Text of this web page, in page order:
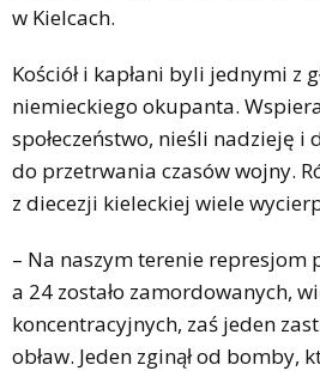
w Kielcach.
Kościół i kapłani byli jednymi z
niemieckiego okupanta.
społeczeństwo, nieśli nadzieję i
do przetrwania czasów wojny.
z diecezji kieleckiej wiele
– Na naszym terenie represjom
a 24 zostało zamordowanych,
koncentracyjnych, zaś jeden
obław. Jeden zginął od bomby,